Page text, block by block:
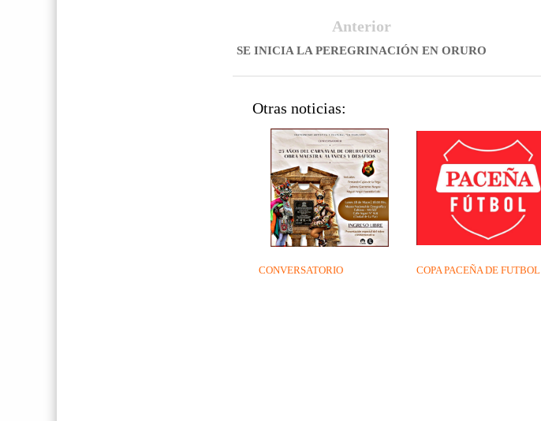
Anterior
SE INICIA LA PEREGRINACIÓN EN ORURO
Otras noticias:
COPA PACEÑA DE FUTBOL
CONVERSATORIO